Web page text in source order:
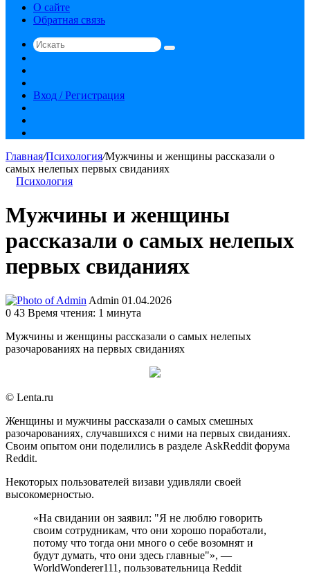
О сайте
Обратная связь
Искать
статья
Вход / Регистрация
Главная/Психология/Мужчины и женщины рассказали о
самых нелепых первых свиданиях
Психология
Мужчины и женщины
рассказали о самых нелепых
первых свиданиях
Admin Send
an
01.04.2026
0 43 Время чтения: 1 минута
Мужчины и женщины рассказали о самых нелепых
разочарованиях на первых свиданиях
© Lenta.ru
Женщины и мужчины рассказали о самых смешных
разочарованиях, случавшихся с ними на первых свиданиях.
Своим опытом они поделились в разделе AskReddit форума
Reddit.
Некоторых пользователей визави удивляли своей
высокомерностью.
«На свидании он заявил: "Я не люблю говорить
своим сотрудникам, что они хорошо поработали,
потому что тогда они много о себе возомнят и
будут думать, что они здесь главные"», —
WorldWonderer111, пользовательница Reddit